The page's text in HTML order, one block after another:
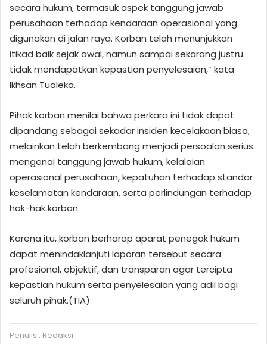
secara hukum, termasuk aspek tanggung jawab
perusahaan terhadap kendaraan operasional yang
digunakan di jalan raya. Korban telah menunjukkan
itikad baik sejak awal, namun sampai sekarang justru
tidak mendapatkan kepastian penyelesaian,” kata
Ikhsan Tualeka.
Pihak korban menilai bahwa perkara ini tidak dapat
dipandang sebagai sekadar insiden kecelakaan biasa,
melainkan telah berkembang menjadi persoalan serius
mengenai tanggung jawab hukum, kelalaian
operasional perusahaan, kepatuhan terhadap standar
keselamatan kendaraan, serta perlindungan terhadap
hak-hak korban.
Karena itu, korban berharap aparat penegak hukum
dapat menindaklanjuti laporan tersebut secara
profesional, objektif, dan transparan agar tercipta
kepastian hukum serta penyelesaian yang adil bagi
seluruh pihak.(TIA)
Penulis : Redaksi